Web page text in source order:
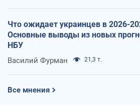
Что ожидает украинцев в 2026-
Основные выводы из новых
НБУ
Василий Фурман 21,3 т.
Все мнения